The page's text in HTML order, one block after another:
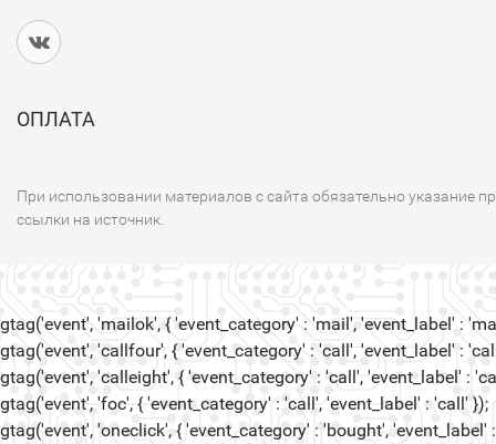
ОПЛАТА
При использовании материалов с сайта обязательно указание
ссылки на источник.
gtag('event', 'mailok', { 'event_category' : 'mail', 'event_label' :
gtag('event', 'callfour', { 'event_category' : 'call', 'event_label' :
gtag('event', 'calleight', { 'event_category' : 'call', 'event_label' :
gtag('event', 'foc', { 'event_category' : 'call', 'event_label' : 'call' });
gtag('event', 'oneclick', { 'event_category' : 'bought', 'event_label' :